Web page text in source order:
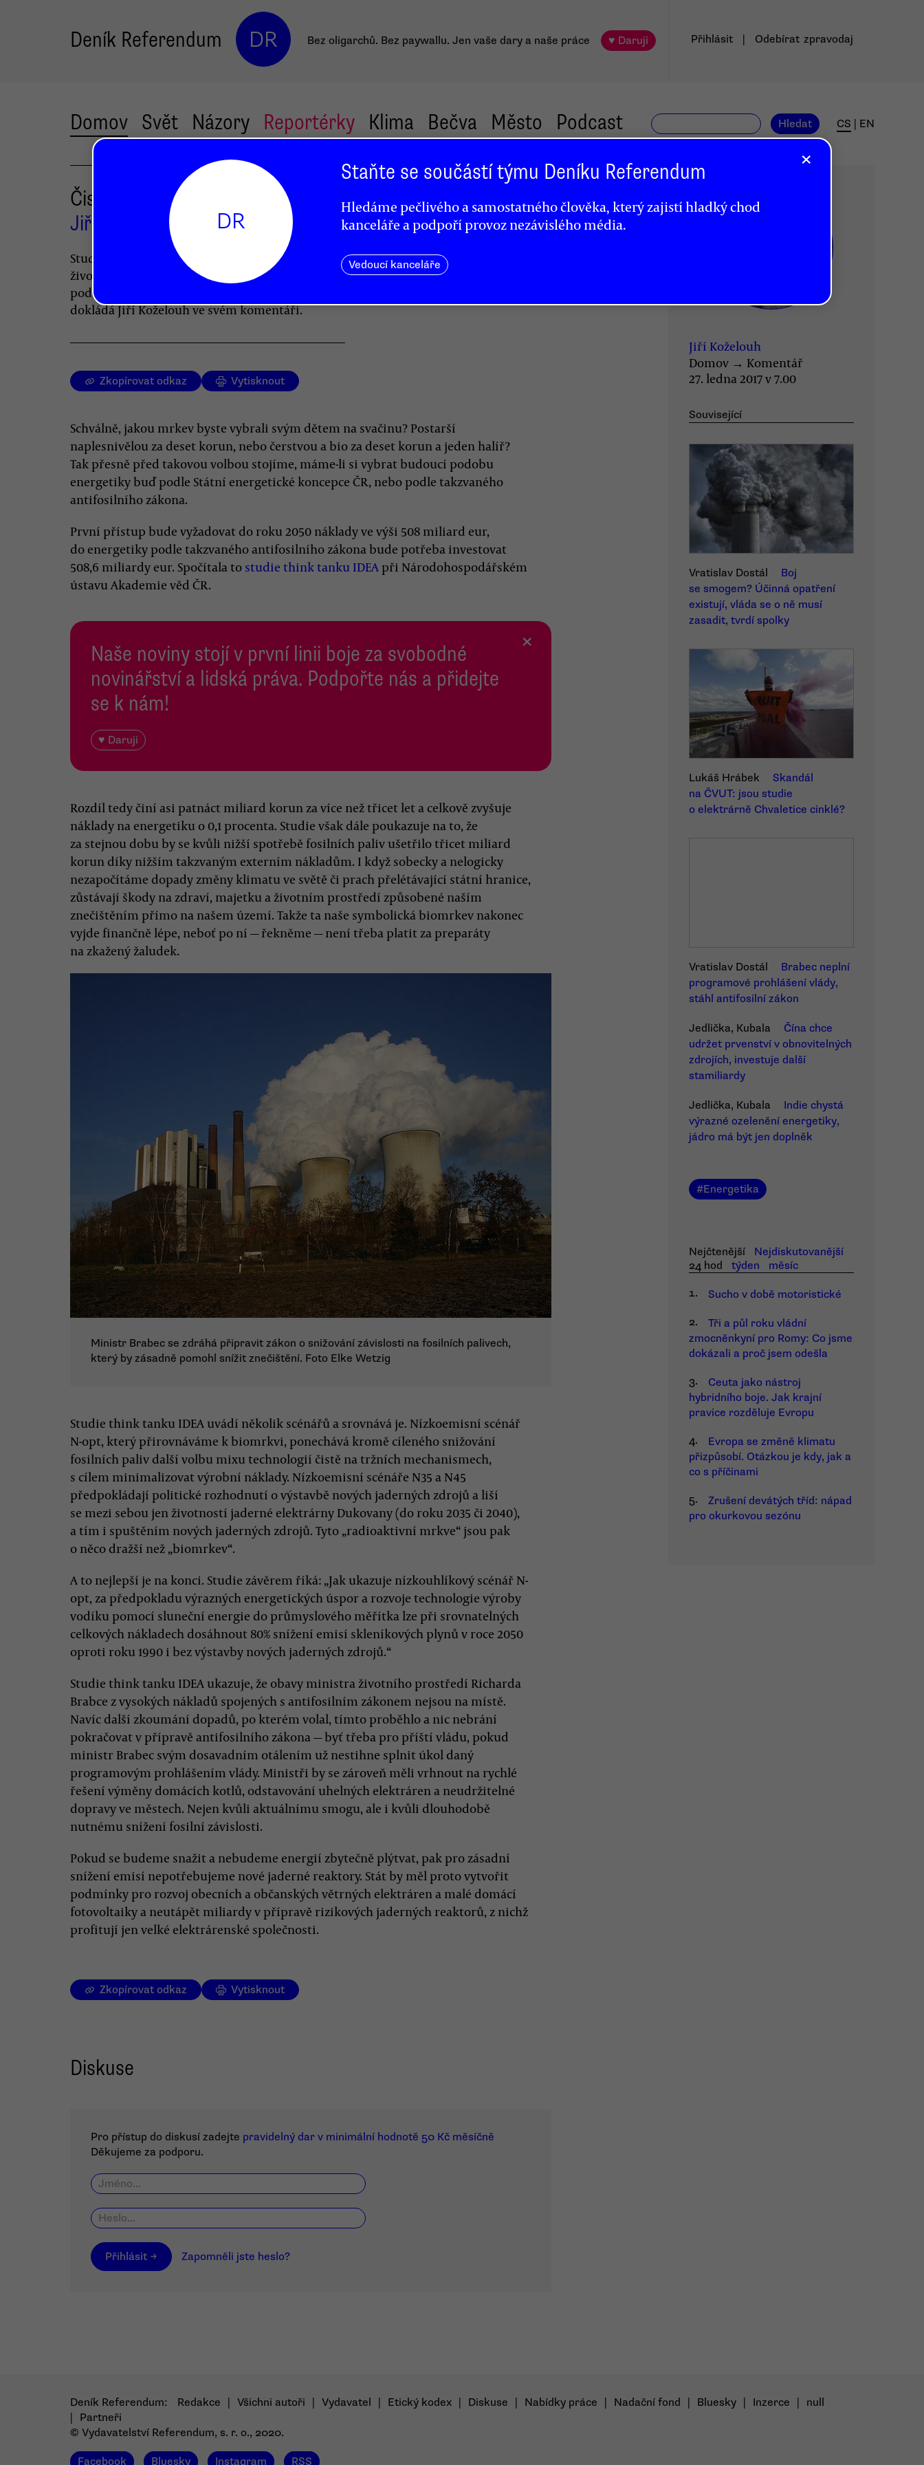
Deník Referendum DR Bez oligarchů. Bez paywallu. Jen vaše dary a naše práce ♥ Daruji Přihlásit Odebírat zpravodaj
Domov Svět Názory Reportérky Klima Bečva Město Podcast Hledat CS EN
Čistý vzduch za jedno promile
Jiří Koželouh
Studie think tanku IDEA ukázala, že ministr
životního prostředí se bojí zbytečně. Energetika
podle antifosilního zákona vůbec nebude drahá,
dokládá Jiří Koželouh ve svém komentáři.
Zkopírovat odkaz Vytisknout
Schválně, jakou mrkev byste vybrali svým dětem na svačinu? Postarší
naplesnivělou za deset korun, nebo čerstvou a bio za deset korun a jeden halíř?
Tak přesně před takovou volbou stojíme, máme-li si vybrat budoucí podobu
energetiky buď podle Státní energetické koncepce ČR, nebo podle takzvaného
antifosilního zákona.
První přístup bude vyžadovat do roku 2050 náklady ve výši 508 miliard eur,
do energetiky podle takzvaného antifosilního zákona bude potřeba investovat
508,6 miliardy eur. Spočítala to studie think tanku IDEA při Národohospodářském
ústavu Akademie věd ČR.
Naše noviny stojí v první linii boje za svobodné
novinářství a lidská práva. Podpořte nás a přidejte
se k nám!
♥ Daruji
×
Rozdíl tedy činí asi patnáct miliard korun za více než třicet let a celkově zvyšuje
náklady na energetiku o 0,1 procenta. Studie však dále poukazuje na to, že
za stejnou dobu by se kvůli nižší spotřebě fosilních paliv ušetřilo třicet miliard
korun díky nižším takzvaným externím nákladům. I když sobecky a nelogicky
nezapočítáme dopady změny klimatu ve světě či prach přelétávající státní hranice,
zůstávají škody na zdraví, majetku a životním prostředí způsobené naším
znečištěním přímo na našem území. Takže ta naše symbolická biomrkev nakonec
vyjde finančně lépe, neboť po ní — řekněme — není třeba platit za preparáty
na zkažený žaludek.
Ministr Brabec se zdráhá připravit zákon o snižování závislosti na fosilních palivech,
který by zásadně pomohl snížit znečištění. Foto Elke Wetzig
Studie think tanku IDEA uvádí několik scénářů a srovnává je. Nízkoemisní scénář
N-opt, který přirovnáváme k biomrkvi, ponechává kromě cíleného snižování
fosilních paliv další volbu mixu technologií čistě na tržních mechanismech,
s cílem minimalizovat výrobní náklady. Nízkoemisní scénáře N35 a N45
předpokládají politické rozhodnutí o výstavbě nových jaderných zdrojů a liší
se mezi sebou jen životností jaderné elektrárny Dukovany (do roku 2035 či 2040),
a tím i spuštěním nových jaderných zdrojů. Tyto „radioaktivní mrkve“ jsou pak
o něco dražší než „biomrkev“.
A to nejlepší je na konci. Studie závěrem říká: „Jak ukazuje nízkouhlíkový scénář N-
opt, za předpokladu výrazných energetických úspor a rozvoje technologie výroby
vodíku pomocí sluneční energie do průmyslového měřítka lze při srovnatelných
celkových nákladech dosáhnout 80% snížení emisí skleníkových plynů v roce 2050
oproti roku 1990 i bez výstavby nových jaderných zdrojů.“
Studie think tanku IDEA ukazuje, že obavy ministra životního prostředí Richarda
Brabce z vysokých nákladů spojených s antifosilním zákonem nejsou na místě.
Navíc další zkoumání dopadů, po kterém volal, tímto proběhlo a nic nebrání
pokračovat v přípravě antifosilního zákona — byť třeba pro příští vládu, pokud
ministr Brabec svým dosavadním otálením už nestihne splnit úkol daný
programovým prohlášením vlády. Ministři by se zároveň měli vrhnout na rychlé
řešení výměny domácích kotlů, odstavování uhelných elektráren a neudržitelné
dopravy ve městech. Nejen kvůli aktuálnímu smogu, ale i kvůli dlouhodobě
nutnému snížení fosilní závislosti.
Pokud se budeme snažit a nebudeme energií zbytečně plýtvat, pak pro zásadní
snížení emisí nepotřebujeme nové jaderné reaktory. Stát by měl proto vytvořit
podmínky pro rozvoj obecních a občanských větrných elektráren a malé domácí
fotovoltaiky a neutápět miliardy v přípravě rizikových jaderných reaktorů, z nichž
profitují jen velké elektrárenské společnosti.
Jiří Koželouh
Domov → Komentář
27. ledna 2017 v 7.00
Související
Vratislav Dostál
Boj
se smogem? Účinná opatření
existují, vláda se o ně musí
zasadit, tvrdí spolky
Lukáš Hrábek
Skandál
na ČVUT: jsou studie
o elektrárně Chvaletice cinklé?
Vratislav Dostál
Brabec neplní
programové prohlášení vlády,
stáhl antifosilní zákon
Jedlička, Kubala
Čína chce
udržet prvenství v obnovitelných
zdrojích, investuje další
stamiliardy
Jedlička, Kubala
Indie chystá
výrazné ozelenění energetiky,
jádro má být jen doplněk
#Energetika
Nejčtenější
Nejdiskutovanější
24 hod
týden
měsíc
1.
Sucho v době motoristické
2.
Tři a půl roku vládní
zmocněnkyní pro Romy: Co jsme
dokázali a proč jsem odešla
3.
Ceuta jako nástroj
hybridního boje. Jak krajní
pravice rozděluje Evropu
4.
Evropa se změně klimatu
přizpůsobí. Otázkou je kdy, jak a
co s příčinami
5.
Zrušení devátých tříd: nápad
pro okurkovou sezónu
Zkopírovat odkaz Vytisknout
Diskuse
Pro přístup do diskusí zadejte pravidelný dar v minimální hodnotě 50 Kč měsíčně
Děkujeme za podporu.
Přihlásit → Zapomněli jste heslo?
Deník Referendum: Redakce Všichni autoři Vydavatel Etický kodex Diskuse Nabídky práce Nadační fond Bluesky Inzerce
null
Partneři
© Vydavatelství Referendum, s. r. o., 2020.
Facebook Bluesky Instagram RSS
×
DR
Staňte se součástí týmu Deníku Referendum
Hledáme pečlivého a samostatného člověka, který zajistí hladký chod
kanceláře a podpoří provoz nezávislého média.
Vedoucí kanceláře